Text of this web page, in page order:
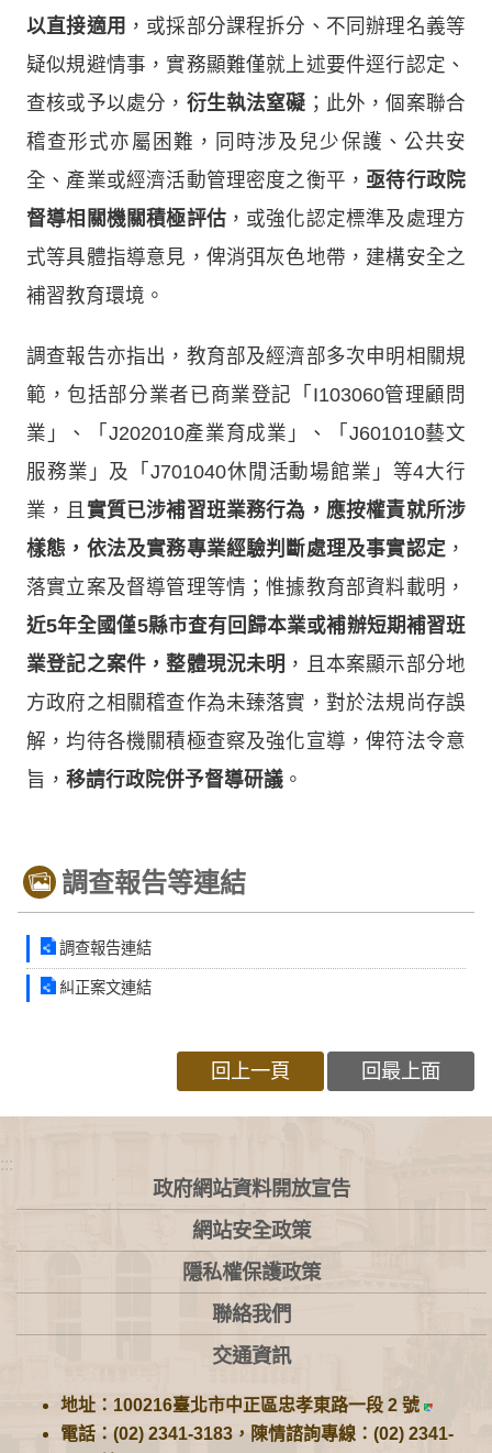
以直接適用 ，或採部分課程拆分、不同辦理名義等
疑似規避情事，實務顯難僅就上述要件逕行認定、
查核或予以處分， 衍生執法窒礙 ；此外，個案聯合
稽查形式亦屬困難，同時涉及兒少保護、公共安
全、產業或經濟活動管理密度之衡平， 亟待行政院
督導相關機關積極評估，或強化認定標準及處理方
式等具體指導意見，俾消弭灰色地帶，建構安全之
補習教育環境。
調查報告亦指出，教育部及經濟部多次申明相關規
範，包括部分業者已商業登記「I103060管理顧問
業」、「J202010產業育成業」、「J601010藝文
服務業」及「J701040休閒活動場館業」等4大行
業，且 實質已涉補習班業務行為，應按權責就所涉
樣態，依法及實務專業經驗判斷處理及事實認定 ，
落實立案及督導管理等情；惟據教育部資料載明，
近5年全國僅5縣市查有回歸本業或補辦短期補習班
業登記之案件，整體現況未明 ，且本案顯示部分地
方政府之相關稽查作為未臻落實，對於法規尚存誤
解，均待各機關積極查察及強化宣導，俾符法令意
旨， 移請行政院併予督導研議 。
調查報告等連結
調查報告連結
糾正案文連結
回上一頁 回最上面
:::
政府網站資料開放宣告
網站安全政策
隱私權保護政策
聯絡我們
交通資訊
地址：100216臺北市中正區忠孝東路一段 2 號
電話：(02) 2341-3183，陳情諮詢專線：(02) 2341-